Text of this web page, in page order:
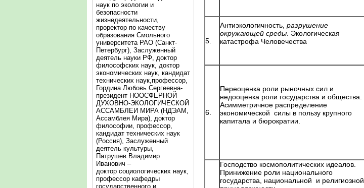
наук по экологии и
безопасности
жизнедеятельности,
проректор по качеству
образования Смольного
университета РАО (Санкт-
Петербург), Заслуженный
деятель науки РФ, доктор
философских наук, доктор
экономических наук, кандидат
технических наук,профессор,
Гордина Любовь Сергеевна-
президент НООСФЕРНОЙ
ДУХОВНО-ЭКОЛОГИЧЕСКОЙ
АССАМБЛЕИ МИРА (НДЭАМ,
Ассамблея Мира), доктор
философии, профессор,
кандидат технических наук
(Россия), Заслуженный
деятель культуры,
Патрушев Владимир
Иванович –
доктор социологических наук,
профессор кафедры
государственного и
5.
Антиэкологичность, разрушение
окружающей среды . Экологическая
катастрофа Человечества
6.
Переоценка роли рыночных сил и
недооценка роли государства и общества.
Асимметричное распределение
экономической силы в пользу крупного
капитала и бюрократии.
Господство космополитических идеалов.
Принижение роли национального
государства, национальной и религиозной